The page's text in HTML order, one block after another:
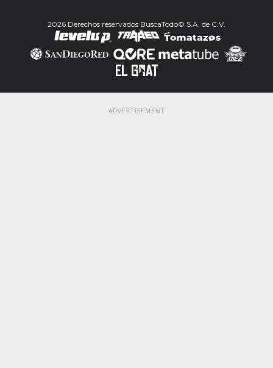
2026 Derechos reservados BuscaTodo© S.A. de C.V.